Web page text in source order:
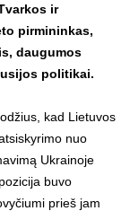
ir
pirmininkas,
daugumos
politikai.
kad Lietuvos
nuo
Ukrainoje
buvo
prieš jam